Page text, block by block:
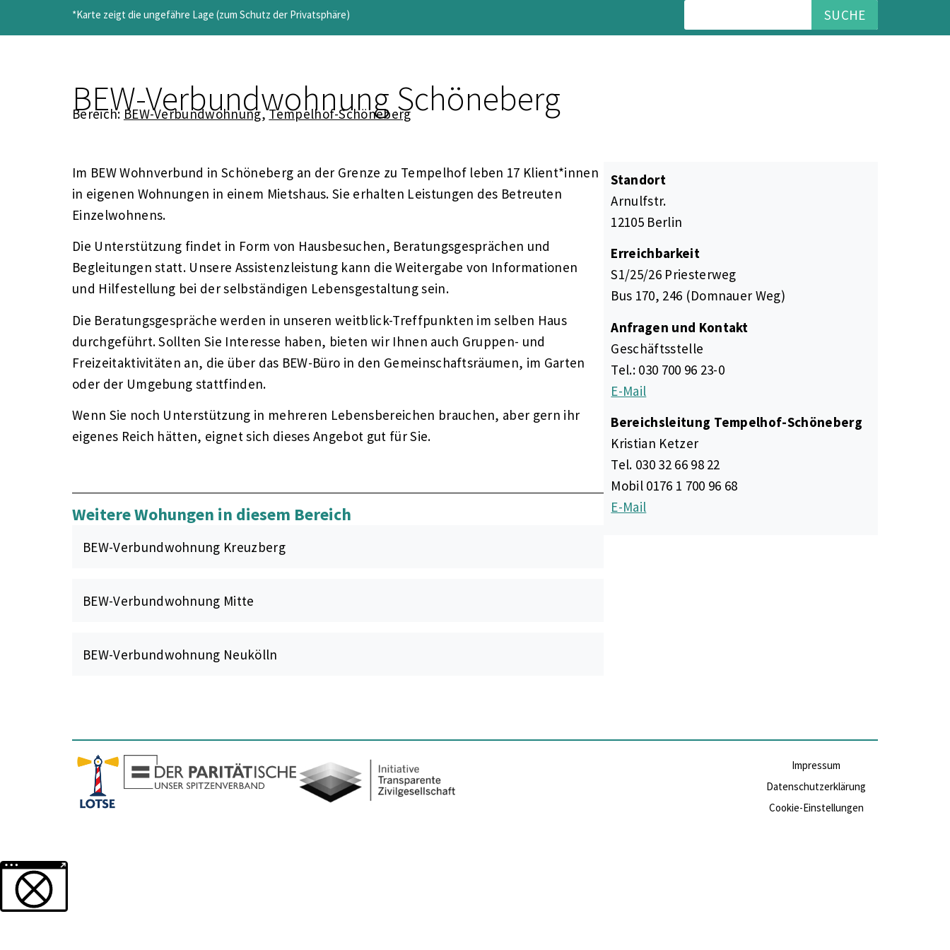
*Karte zeigt die ungefähre Lage (zum Schutz der Privatsphäre) SUCHE
BEW-Verbundwohnung Schöneberg
Bereich: BEW-Verbundwohnung,Tempelhof-Schöneberg
Im BEW Wohnverbund in Schöneberg an der Grenze zu Tempelhof leben 17 Klient*innen
in eigenen Wohnungen in einem Mietshaus. Sie erhalten Leistungen des Betreuten
Einzelwohnens.
Die Unterstützung findet in Form von Hausbesuchen, Beratungsgesprächen und
Begleitungen statt. Unsere Assistenzleistung kann die Weitergabe von Informationen
und Hilfestellung bei der selbständigen Lebensgestaltung sein.
Die Beratungsgespräche werden in unseren weitblick-Treffpunkten im selben Haus
durchgeführt. Sollten Sie Interesse haben, bieten wir Ihnen auch Gruppen- und
Freizeitaktivitäten an, die über das BEW-Büro in den Gemeinschaftsräumen, im Garten
oder der Umgebung stattfinden.
Wenn Sie noch Unterstützung in mehreren Lebensbereichen brauchen, aber gern ihr
eigenes Reich hätten, eignet sich dieses Angebot gut für Sie.
Weitere Wohungen in diesem Bereich
BEW-Verbundwohnung Kreuzberg
BEW-Verbundwohnung Mitte
BEW-Verbundwohnung Neukölln
Standort
Arnulfstr.
12105 Berlin
Erreichbarkeit
S1/25/26 Priesterweg
Bus 170, 246 (Domnauer Weg)
Anfragen und Kontakt
Geschäftsstelle
Tel.: 030 700 96 23-0
E-Mail
Bereichsleitung Tempelhof-Schöneberg
Kristian Ketzer
Tel. 030 32 66 98 22
Mobil 0176 1 700 96 68
E-Mail
Impressum
Datenschutzerklärung
Cookie-Einstellungen
Weitere Informationen über den gesperrten Inhalt.